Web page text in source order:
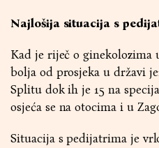
Najlošija situacija s
Kad je riječ o
bolja od prosjeka u državi
Splitu dok ih je 15 na
osjeća se na otocima i u
Situacija s pedijatrima je